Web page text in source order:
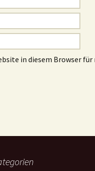
in diesem Browser